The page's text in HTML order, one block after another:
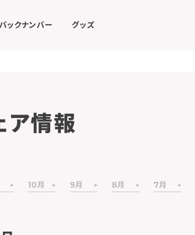
ックナンバー グッズ
ア情報
10月 9月 8月 7月